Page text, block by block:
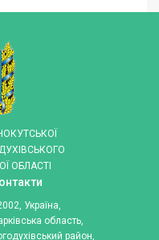
ОБЛАСТІ
Україна,
область,
район,